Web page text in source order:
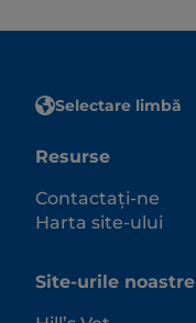
Selectare limbă
Resurse
Contactați-ne
Harta site-ului
Site-urile noastre